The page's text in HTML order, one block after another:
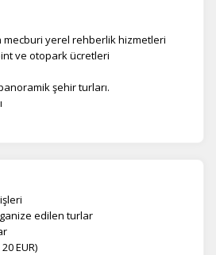
mecburi yerel rehberlik hizmetleri
ve otopark ücretleri
şehir turları.
edilen turlar
EUR)